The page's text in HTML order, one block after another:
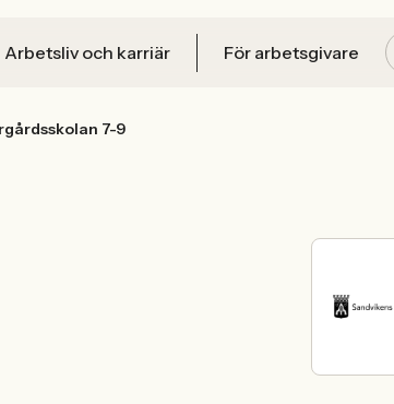
Arbetsliv och karriär För arbetsgivare
7-9